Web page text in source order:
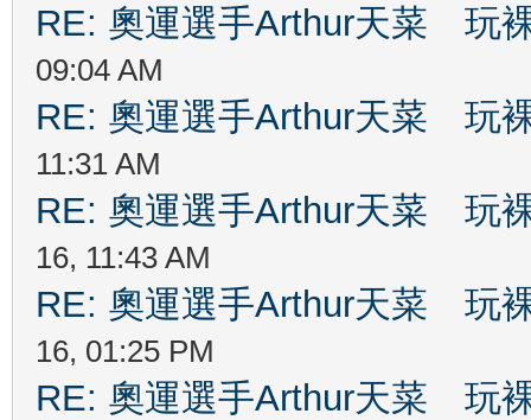
RE: 奧運選手Arthur天菜 玩
09:04 AM
RE: 奧運選手Arthur天菜 玩
11:31 AM
RE: 奧運選手Arthur天菜 玩
16, 11:43 AM
RE: 奧運選手Arthur天菜 玩
16, 01:25 PM
RE: 奧運選手Arthur天菜 玩